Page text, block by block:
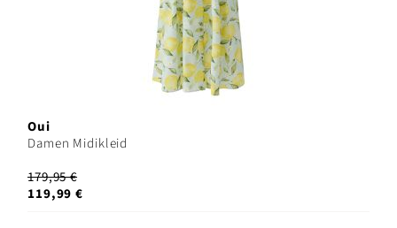
Oui
Damen Midikleid
179,95 €
119,99 €